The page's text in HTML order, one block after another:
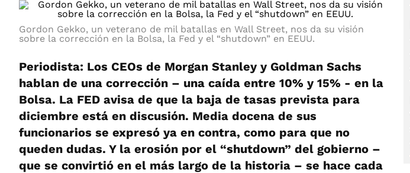
Gordon Gekko, un veterano de mil batallas en Wall Street, nos da su visión
sobre la corrección en la Bolsa, la Fed y el “shutdown” en EEUU.
Periodista: Los CEOs de Morgan Stanley y Goldman Sachs
hablan de una corrección – una caída entre 10% y 15% - en la
Bolsa. La FED avisa de que la baja de tasas prevista para
diciembre está en discusión. Media docena de sus
funcionarios se expresó ya en contra, como para que no
queden dudas. Y la erosión por el “shutdown” del gobierno –
que se convirtió en el más largo de la historia – se hace cada